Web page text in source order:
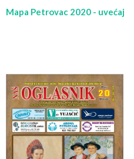
Mapa Petrovac 2020 - uvećaj